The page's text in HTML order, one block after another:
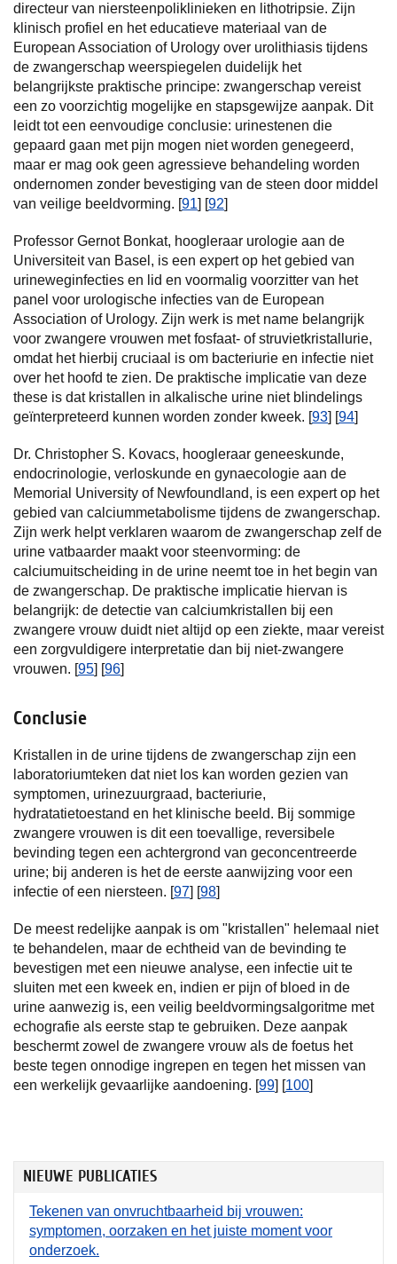
directeur van niersteenpoliklinieken en lithotripsie. Zijn
klinisch profiel en het educatieve materiaal van de
European Association of Urology over urolithiasis tijdens
de zwangerschap weerspiegelen duidelijk het
belangrijkste praktische principe: zwangerschap vereist
een zo voorzichtig mogelijke en stapsgewijze aanpak. Dit
leidt tot een eenvoudige conclusie: urinestenen die
gepaard gaan met pijn mogen niet worden genegeerd,
maar er mag ook geen agressieve behandeling worden
ondernomen zonder bevestiging van de steen door middel
van veilige beeldvorming. [91] [92]
Professor Gernot Bonkat, hoogleraar urologie aan de
Universiteit van Basel, is een expert op het gebied van
urineweginfecties en lid en voormalig voorzitter van het
panel voor urologische infecties van de European
Association of Urology. Zijn werk is met name belangrijk
voor zwangere vrouwen met fosfaat- of struvietkristallurie,
omdat het hierbij cruciaal is om bacteriurie en infectie niet
over het hoofd te zien. De praktische implicatie van deze
these is dat kristallen in alkalische urine niet blindelings
geïnterpreteerd kunnen worden zonder kweek. [93] [94]
Dr. Christopher S. Kovacs, hoogleraar geneeskunde,
endocrinologie, verloskunde en gynaecologie aan de
Memorial University of Newfoundland, is een expert op het
gebied van calciummetabolisme tijdens de zwangerschap.
Zijn werk helpt verklaren waarom de zwangerschap zelf de
urine vatbaarder maakt voor steenvorming: de
calciumuitscheiding in de urine neemt toe in het begin van
de zwangerschap. De praktische implicatie hiervan is
belangrijk: de detectie van calciumkristallen bij een
zwangere vrouw duidt niet altijd op een ziekte, maar vereist
een zorgvuldigere interpretatie dan bij niet-zwangere
vrouwen. [95] [96]
Conclusie
Kristallen in de urine tijdens de zwangerschap zijn een
laboratoriumteken dat niet los kan worden gezien van
symptomen, urinezuurgraad, bacteriurie,
hydratatietoestand en het klinische beeld. Bij sommige
zwangere vrouwen is dit een toevallige, reversibele
bevinding tegen een achtergrond van geconcentreerde
urine; bij anderen is het de eerste aanwijzing voor een
infectie of een niersteen. [97] [98]
De meest redelijke aanpak is om "kristallen" helemaal niet
te behandelen, maar de echtheid van de bevinding te
bevestigen met een nieuwe analyse, een infectie uit te
sluiten met een kweek en, indien er pijn of bloed in de
urine aanwezig is, een veilig beeldvormingsalgoritme met
echografie als eerste stap te gebruiken. Deze aanpak
beschermt zowel de zwangere vrouw als de foetus het
beste tegen onnodige ingrepen en tegen het missen van
een werkelijk gevaarlijke aandoening. [99] [100]
NIEUWE PUBLICATIES
Tekenen van onvruchtbaarheid bij vrouwen:
symptomen, oorzaken en het juiste moment voor
onderzoek.